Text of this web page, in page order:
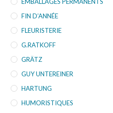
FIN D’ANNÉE
FLEURISTERIE
G.RATKOFF
GRÄTZ
GUY UNTEREINER
HARTUNG
HUMORISTIQUES